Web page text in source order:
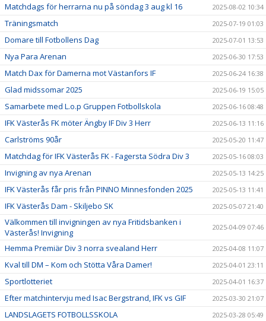
Matchdags för herrarna nu på söndag 3 aug kl 16 2025-08-02 10:34
Träningsmatch 2025-07-19 01:03
Domare till Fotbollens Dag 2025-07-01 13:53
Nya Para Arenan 2025-06-30 17:53
Match Dax för Damerna mot Västanfors IF 2025-06-24 16:38
Glad midssomar 2025 2025-06-19 15:05
Samarbete med L.o.p Gruppen Fotbollskola 2025-06-16 08:48
IFK Västerås FK möter Ängby IF Div 3 Herr 2025-06-13 11:16
Carlströms 90år 2025-05-20 11:47
Matchdag för IFK Västerås FK - Fagersta Södra Div 3 2025-05-16 08:03
Invigning av nya Arenan 2025-05-13 14:25
IFK Västerås får pris från PINNO Minnesfonden 2025 2025-05-13 11:41
IFK Västerås Dam - Skiljebo SK 2025-05-07 21:40
Välkommen till invigningen av nya Fritidsbanken i
Västerås! Invigning
2025-04-09 07:46
Hemma Premiär Div 3 norra svealand Herr 2025-04-08 11:07
Kval till DM – Kom och Stötta Våra Damer! 2025-04-01 23:11
Sportlotteriet 2025-04-01 16:37
Efter matchintervju med Isac Bergstrand, IFK vs GIF 2025-03-30 21:07
LANDSLAGETS FOTBOLLSSKOLA 2025-03-28 05:49